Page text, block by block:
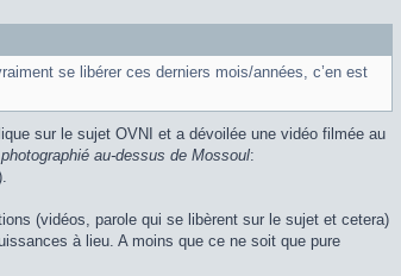
se libérer ces derniers mois/années, c’en est
sur le sujet OVNI et a dévoilée une vidéo filmée au
au-dessus de Mossoul:
(vidéos, parole qui se libèrent sur le sujet et cetera)
à lieu. A moins que ce ne soit que pure